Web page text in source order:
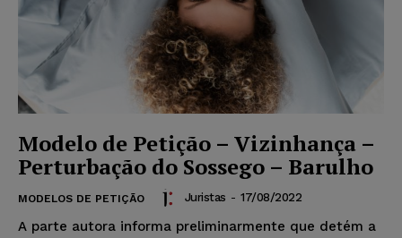
Modelo de Petição – Vizinhança –
Perturbação do Sossego – Barulho
MODELOS DE PETIÇÃO Juristas - 17/08/2022
A parte autora informa preliminarmente que detém a